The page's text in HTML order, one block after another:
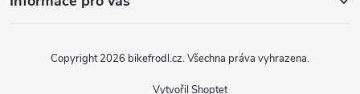
Vytvořil Shoptet
Copyright 2026 bikefrodl.cz. Všechna práva vyhrazena.